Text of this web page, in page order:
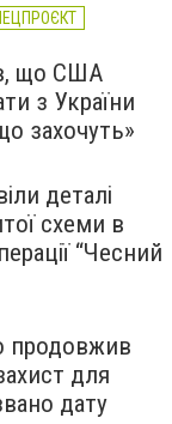
що США
з України
захочуть»
деталі
схеми в
“Чесний
продовжив
для
дату